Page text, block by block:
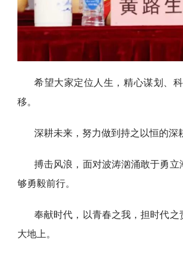
希望大家定位人生，精心谋划、
移。
深耕未来，努力做到持之以恒的
搏击风浪，面对波涛汹涌敢于勇
够勇毅前行。
奉献时代，以青春之我，担时代
大地上。